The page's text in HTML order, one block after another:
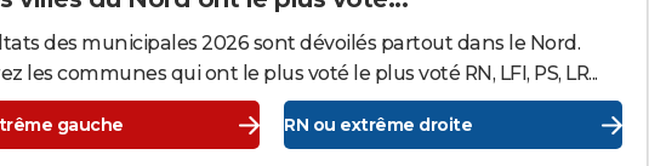
des municipales 2026 sont dévoilés partout dans le Nord.
les communes qui ont le plus voté le plus voté RN, LFI, PS, LR...
gauche RN ou extrême droite